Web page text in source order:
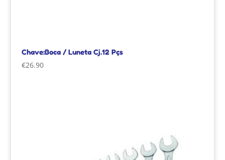
Chave:Boca / Luneta Cj.12 Pçs
€26.90